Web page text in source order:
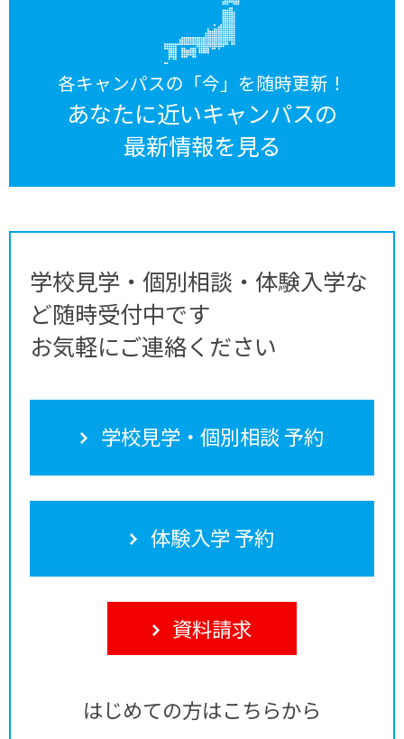
各キャンパスの「今」を随時更新！
あなたに近いキャンパスの
最新情報を見る
学校見学・個別相談・体験入学な
ど随時受付中です
お気軽にご連絡ください
学校見学・個別相談 予約
体験入学 予約
資料請求
はじめての方はこちらから